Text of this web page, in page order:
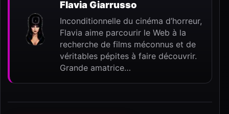
Flavia Giarrusso
Inconditionnelle du cinéma d’horreur,
Flavia aime parcourir le Web à la
recherche de films méconnus et de
véritables pépites à faire découvrir.
Grande amatrice…